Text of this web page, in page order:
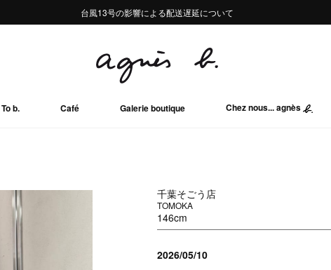
熊本地域地震の影響による配送遅延について
Summer Sale 2buy10%OFF!!
台風13号の影響による配送遅延について
熊本地域地震の影響による配送遅延について
Summer Sale 2buy10%OFF!!
To b. Café Galerie boutique Chez nous... agnès
千葉そごう店
TOMOKA
146cm
2026/05/10